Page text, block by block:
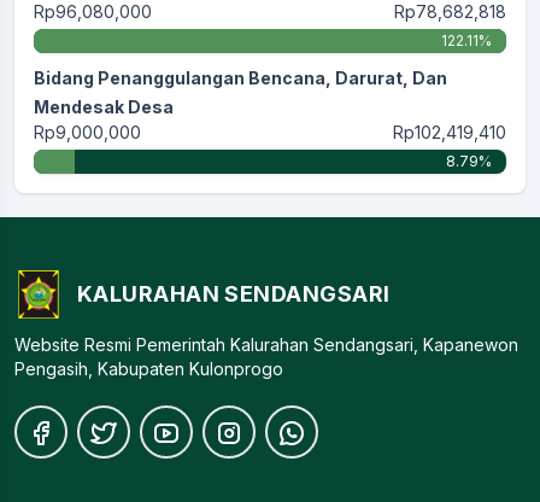
Rp96,080,000
Rp78,682,818
122.11%
Bidang Penanggulangan Bencana, Darurat, Dan
Mendesak Desa
Rp9,000,000
Rp102,419,410
8.79%
KALURAHAN SENDANGSARI
Website Resmi Pemerintah Kalurahan Sendangsari, Kapanewon
Pengasih, Kabupaten Kulonprogo